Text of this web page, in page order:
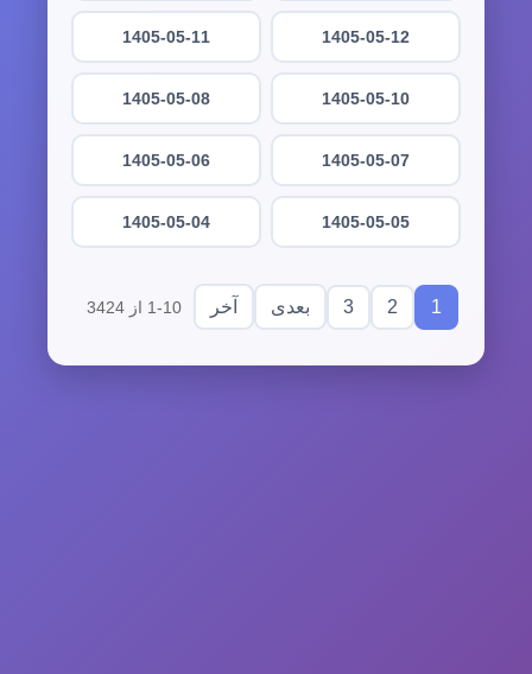
1405-05-12
1405-05-11
1405-05-10
1405-05-08
1405-05-07
1405-05-06
1405-05-05
1405-05-04
1
2
3 بعدی آخر 1-10 از 3424